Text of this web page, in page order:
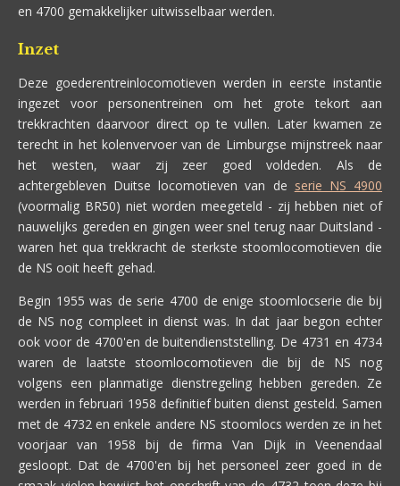
en 4700 gemakkelijker uitwisselbaar werden.
Inzet
Deze goederentreinlocomotieven werden in eerste instantie
ingezet voor personentreinen om het grote tekort aan
trekkrachten daarvoor direct op te vullen. Later kwamen ze
terecht in het kolenvervoer van de Limburgse mijnstreek naar
het westen, waar zij zeer goed voldeden. Als de
achtergebleven Duitse locomotieven van de serie NS 4900
(voormalig BR50) niet worden meegeteld - zij hebben niet of
nauwelijks gereden en gingen weer snel terug naar Duitsland -
waren het qua trekkracht de sterkste stoomlocomotieven die
de NS ooit heeft gehad.
Begin 1955 was de serie 4700 de enige stoomlocserie die bij
de NS nog compleet in dienst was. In dat jaar begon echter
ook voor de 4700'en de buitendienststelling. De 4731 en 4734
waren de laatste stoomlocomotieven die bij de NS nog
volgens een planmatige dienstregeling hebben gereden. Ze
werden in februari 1958 definitief buiten dienst gesteld. Samen
met de 4732 en enkele andere NS stoomlocs werden ze in het
voorjaar van 1958 bij de firma Van Dijk in Veenendaal
gesloopt. Dat de 4700'en bij het personeel zeer goed in de